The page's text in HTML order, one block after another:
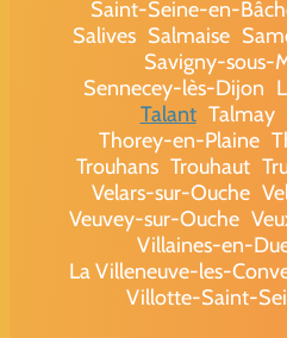
Saint-Seine-en-
Salives Salmaise
Savigny-sous-
Sennecey-lès-Dijon
Talant Talmay
Thorey-en-Plaine
Trouhans Trouhaut
Velars-sur-Ouche
Veuvey-sur-Ouche
Villaines-en-
La Villeneuve-les-
Villotte-Saint-